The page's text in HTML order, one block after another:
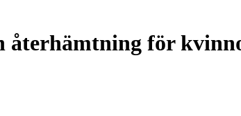
återhämtning för